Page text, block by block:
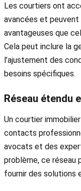
Les courtiers ont
avancées et
avantageuses que
Cela peut inclure la
l’ajustement des
besoins spécifiques.
Réseau étendu
Un courtier
contacts
avocats et des
problème, ce réseau
fournir des solutions